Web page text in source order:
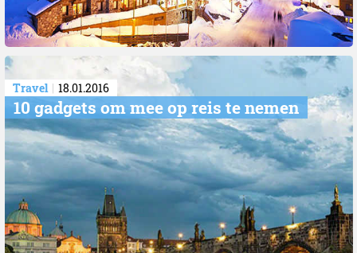
Travel 18.01.2016
10 gadgets om mee op reis te nemen